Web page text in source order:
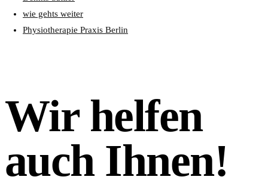
wie gehts weiter
Physiotherapie Praxis Berlin
Wir helfen
auch Ihnen!